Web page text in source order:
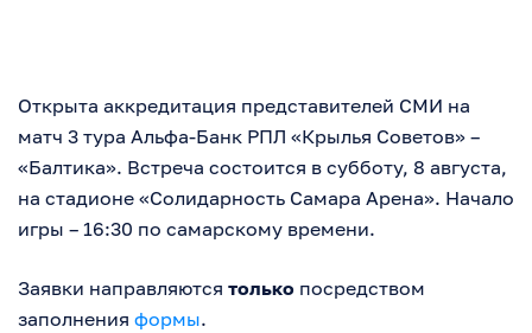
Открыта аккредитация представителей СМИ на
матч 3 тура Альфа-Банк РПЛ «Крылья Советов» –
«Балтика». Встреча состоится в субботу, 8 августа,
на стадионе «Солидарность Самара Арена». Начало
игры – 16:30 по самарскому времени.
Заявки направляются только посредством
заполнения формы.